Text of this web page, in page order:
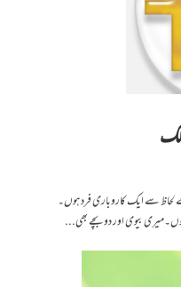
لحاظ سے ایک کاروباری فرد ہوں۔
بیوی اور دو بچے بھی...